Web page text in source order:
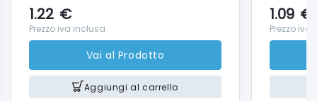
1.22 €
Prezzo iva inclusa
Vai al Prodotto
Aggiungi al carrello
1.09 €
Prezzo iva